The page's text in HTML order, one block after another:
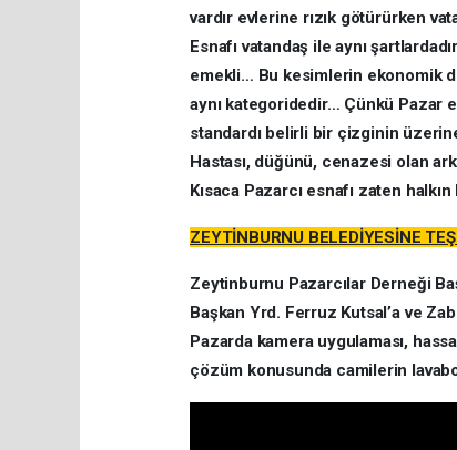
vardır evlerine rızık götürürken
Esnafı vatandaş ile aynı
emekli… Bu kesimlerin ekonomik
aynı kategoridedir… Çünkü Pazar
standardı belirli bir çizginin
Hastası, düğünü, cenazesi olan
Kısaca Pazarcı esnafı zaten
ZEYTİNBURNU BELEDİYESİNE
Zeytinburnu Pazarcılar Derneği
Başkan Yrd. Ferruz Kutsal’a ve
Pazarda kamera uygulaması,
çözüm konusunda camilerin